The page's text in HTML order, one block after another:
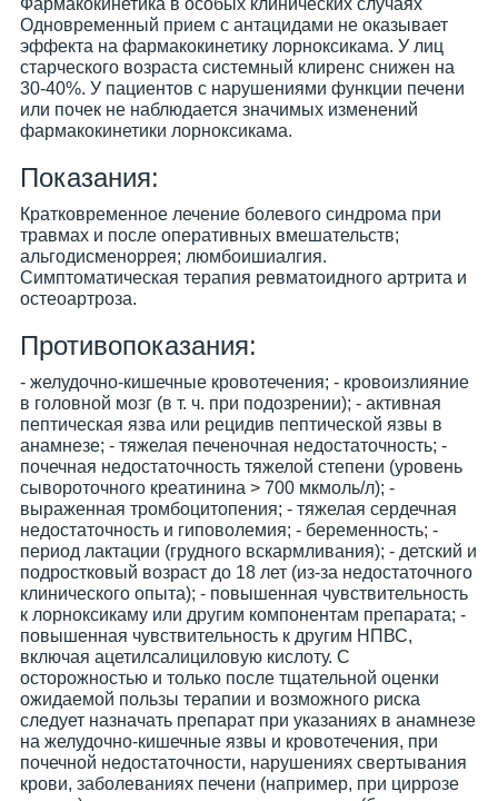
Фармакокинетика в особых клинических случаях
Одновременный прием с антацидами не оказывает
эффекта на фармакокинетику лорноксикама. У лиц
старческого возраста системный клиренс снижен на
30-40%. У пациентов с нарушениями функции печени
или почек не наблюдается значимых изменений
фармакокинетики лорноксикама.
Показания:
Кратковременное лечение болевого синдрома при
травмах и после оперативных вмешательств;
альгодисменоррея; люмбоишиалгия.
Симптоматическая терапия ревматоидного артрита и
остеоартроза.
Противопоказания:
- желудочно-кишечные кровотечения; - кровоизлияние
в головной мозг (в т. ч. при подозрении); - активная
пептическая язва или рецидив пептической язвы в
анамнезе; - тяжелая печеночная недостаточность; -
почечная недостаточность тяжелой степени (уровень
сывороточного креатинина > 700 мкмоль/л); -
выраженная тромбоцитопения; - тяжелая сердечная
недостаточность и гиповолемия; - беременность; -
период лактации (грудного вскармливания); - детский и
подростковый возраст до 18 лет (из-за недостаточного
клинического опыта); - повышенная чувствительность
к лорноксикаму или другим компонентам препарата; -
повышенная чувствительность к другим НПВС,
включая ацетилсалициловую кислоту. С
осторожностью и только после тщательной оценки
ожидаемой пользы терапии и возможного риска
следует назначать препарат при указаниях в анамнезе
на желудочно-кишечные язвы и кровотечения, при
почечной недостаточности, нарушениях свертывания
крови, заболеваниях печени (например, при циррозе